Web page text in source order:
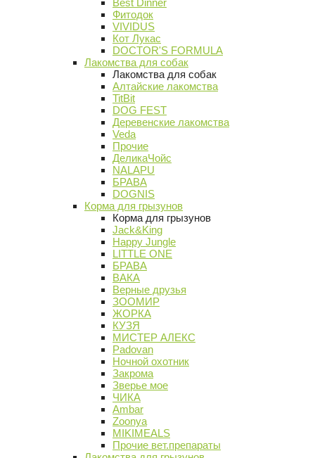
Best Dinner
Фитодок
VIVIDUS
Кот Лукас
DOCTOR'S FORMULA
Лакомства для собак
Лакомства для собак
Алтайские лакомства
TitBit
DOG FEST
Деревенские лакомства
Veda
Прочие
ДеликаЧойс
NALAPU
БРАВА
DOGNIS
Корма для грызунов
Корма для грызунов
Jack&King
Happy Jungle
LITTLE ONE
БРАВА
ВАКА
Верные друзья
ЗООМИР
ЖОРКА
КУЗЯ
МИСТЕР АЛЕКС
Padovan
Ночной охотник
Закрома
Зверье мое
ЧИКА
Ambar
Zoonya
MIKIMEALS
Прочие вет.препараты